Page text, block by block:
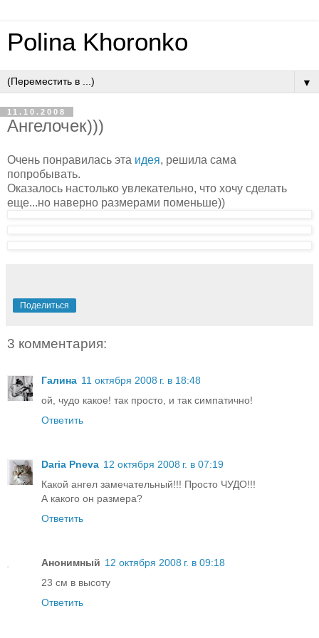
Polina Khoronko
▼
11.10.2008
Ангелочек)))
Очень понравилась эта идея, решила сама
попробывать.
Оказалось настолько увлекательно, что хочу сделать
еще...но наверно размерами поменьше))
Поделиться
3 комментария:
Галина 11 октября 2008 г. в 18:48
ой, чудо какое! так просто, и так симпатично!
Ответить
Daria Pneva 12 октября 2008 г. в 07:19
Какой ангел замечательный!!! Просто ЧУДО!!!
А какого он размера?
Ответить
Анонимный 12 октября 2008 г. в 09:18
23 cм в высоту
Ответить